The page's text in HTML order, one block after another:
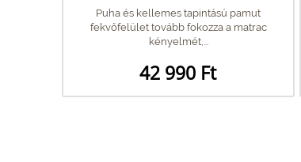
Puha és kellemes tapintású pamut
fekvőfelület tovább fokozza a matrac
kényelmét,...
42 990 Ft